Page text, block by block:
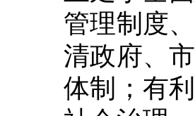
管理制度
清政府、
体制；有